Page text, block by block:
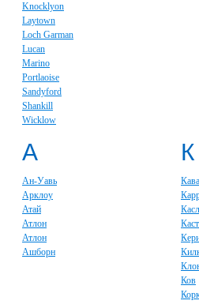
Knocklyon
Laytown
Loch Garman
Lucan
Marino
Portlaoise
Sandyford
Shankill
Wicklow
А
Ан-Уавь
Арклоу
Атай
Атлон
Атлон
Ашборн
К
Ков